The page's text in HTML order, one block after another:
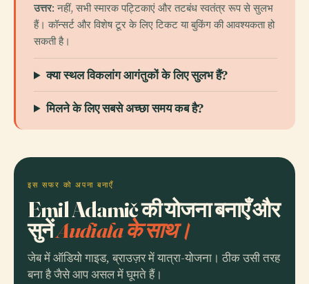
उत्तर: नहीं, सभी स्मारक पट्टिकाएं और तटबंध स्वतंत्र रूप से सुलभ
हैं। कॉन्सर्ट और विशेष टूर के लिए टिकट या बुकिंग की आवश्यकता हो
सकती है।
क्या स्थल विकलांग आगंतुकों के लिए सुलभ हैं?
मिलने के लिए सबसे अच्छा समय कब है?
इस सफर को अपना बनाएँ
Emil Adamič की योजना बनाएँ और
सुनेंAudiala के साथ।
जेब में ऑडियो गाइड, ब्राउज़र में यात्रा-योजना। ठीक उसी तरह
बना है जैसे आप असल में घूमते हैं।